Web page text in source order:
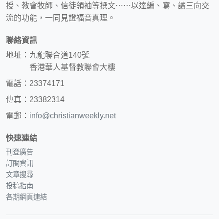
授、教會牧師、信徒領袖等撰文⋯⋯以達編、寫、讀三向交
流的功能，一同見證福音真理。
聯絡資訊
地址：九龍聯合道140號
香港華人基督教聯會大樓
電話：23374171
傳真：23382314
電郵： info@christianweekly.net
快速連結
刊登廣告
訂閱資訊
文章搜尋
投稿指南
各期網頁連結